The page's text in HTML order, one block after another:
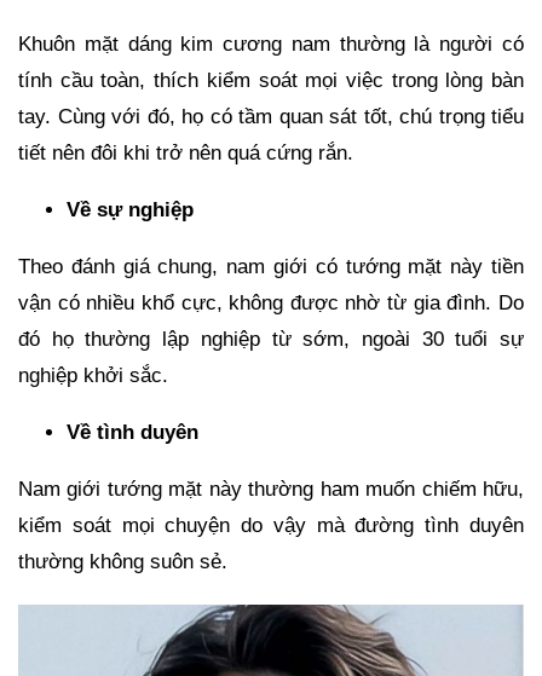
Khuôn mặt dáng kim cương nam thường là người có
tính cầu toàn, thích kiểm soát mọi việc trong lòng bàn
tay. Cùng với đó, họ có tầm quan sát tốt, chú trọng tiểu
tiết nên đôi khi trở nên quá cứng rắn.
Về sự nghiệp
Theo đánh giá chung, nam giới có tướng mặt này tiền
vận có nhiều khổ cực, không được nhờ từ gia đình. Do
đó họ thường lập nghiệp từ sớm, ngoài 30 tuổi sự
nghiệp khởi sắc.
Về tình duyên
Nam giới tướng mặt này thường ham muốn chiếm hữu,
kiểm soát mọi chuyện do vậy mà đường tình duyên
thường không suôn sẻ.